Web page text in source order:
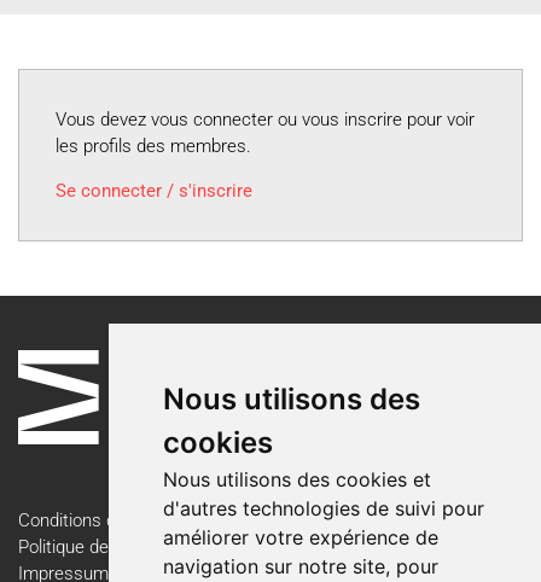
Nous utilisons des
cookies
Nous utilisons des cookies et
d'autres technologies de suivi pour
améliorer votre expérience de
navigation sur notre site, pour
Vous devez vous connecter ou vous inscrire pour voir
les profils des membres.
Se connecter / s'inscrire
Conditions d'utilisation
Politique de confidentialité
Impressum